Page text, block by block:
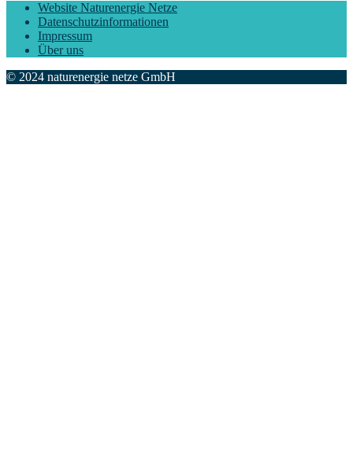
Website Naturenergie Netze
Datenschutzinformationen
Impressum
Über uns
© 2024 naturenergie netze GmbH